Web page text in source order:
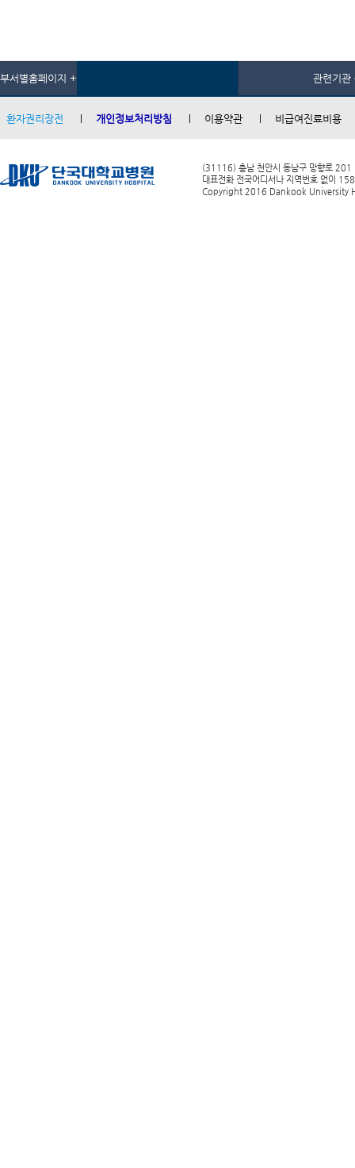
부서별홈페이지 + 관련기관
환자권리장전 개인정보처리방침 이용약관 비급여진료비용
(31116) 충남 천안시 동남구 망향로 201
대표전화 전국어디서나 지역번호 없이
Copyright 2016 Dankook University